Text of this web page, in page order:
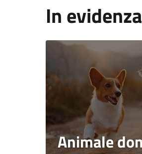
In evidenza
Animale